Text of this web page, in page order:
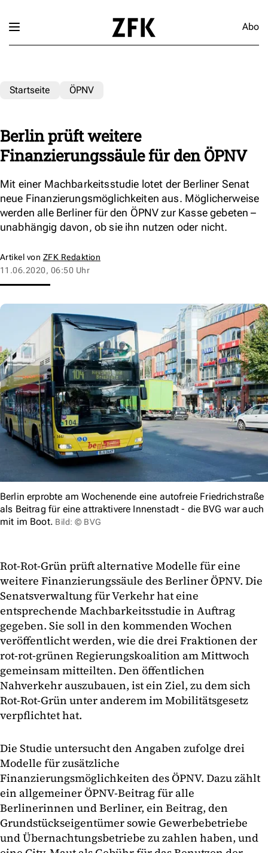
Abo
Startseite ÖPNV
Berlin prüft weitere
Finanzierungssäule für den ÖPNV
Mit einer Machbarkeitsstudie lotet der Berliner Senat
neue Finanzierungsmöglichkeiten aus. Möglicherweise
werden alle Berliner für den ÖPNV zur Kasse gebeten –
unabhängig davon, ob sie ihn nutzen oder nicht.
Artikel von ZFK Redaktion
11.06.2020, 06:50 Uhr
Berlin erprobte am Wochenende eine autofreie Friedrichstraße
als Beitrag für eine attraktivere Innenstadt - die BVG war auch
mit im Boot. Bild: © BVG
Rot-Rot-Grün prüft alternative Modelle für eine
weitere Finanzierungssäule des Berliner ÖPNV. Die
Senatsverwaltung für Verkehr hat eine
entsprechende Machbarkeitsstudie in Auftrag
gegeben. Sie soll in den kommenden Wochen
veröffentlicht werden, wie die drei Fraktionen der
rot-rot-grünen Regierungskoalition am Mittwoch
gemeinsam mitteilten. Den öffentlichen
Nahverkehr auszubauen, ist ein Ziel, zu dem sich
Rot-Rot-Grün unter anderem im Mobilitätsgesetz
verpflichtet hat.
Die Studie untersucht den Angaben zufolge drei
Modelle für zusätzliche
Finanzierungsmöglichkeiten des ÖPNV. Dazu zählt
ein allgemeiner ÖPNV-Beitrag für alle
Berlinerinnen und Berliner, ein Beitrag, den
Grundstückseigentümer sowie Gewerbebetriebe
und Übernachtungsbetriebe zu zahlen haben, und